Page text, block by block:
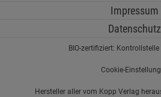
Impressum
Datenschutz
BIO-zertifiziert: Kontrollstelle
Cookie-
Hersteller aller vom Kopp Verlag